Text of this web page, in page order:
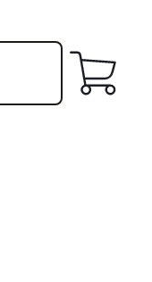
Корзина